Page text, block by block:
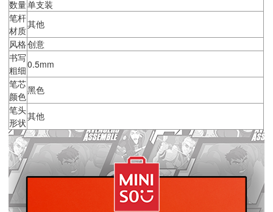
数量单支装
笔杆
材质
其他
风格创意
书写
粗细0.5mm
笔芯
颜色
黑色
笔头
形状
其他